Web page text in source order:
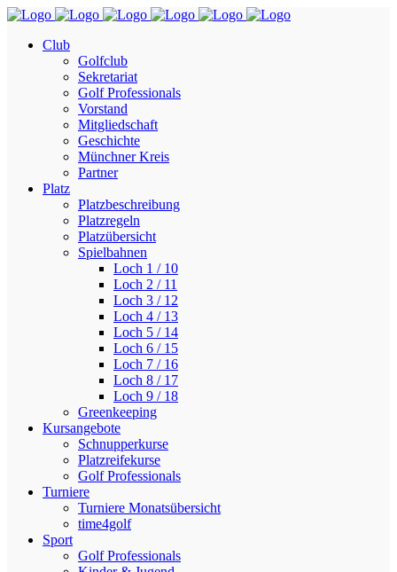
Club
Golfclub
Sekretariat
Golf Professionals
Vorstand
Mitgliedschaft
Geschichte
Münchner Kreis
Partner
Platz
Platzbeschreibung
Platzregeln
Platzübersicht
Spielbahnen
Loch 1 / 10
Loch 2 / 11
Loch 3 / 12
Loch 4 / 13
Loch 5 / 14
Loch 6 / 15
Loch 7 / 16
Loch 8 / 17
Loch 9 / 18
Greenkeeping
Kursangebote
Schnupperkurse
Platzreifekurse
Golf Professionals
Turniere
Turniere Monatsübersicht
time4golf
Sport
Golf Professionals